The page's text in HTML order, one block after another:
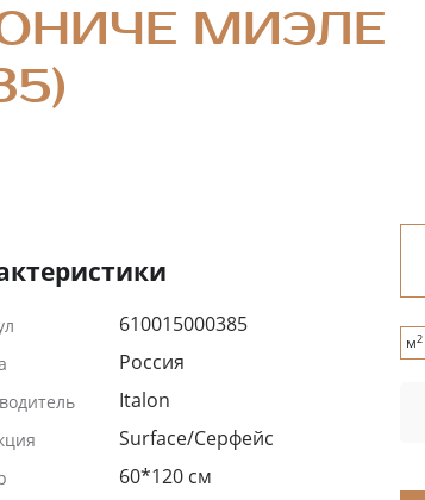
МИЭЛЕ
610015000385
Россия
Italon
Surface/Серфейс
60*120 см
м2